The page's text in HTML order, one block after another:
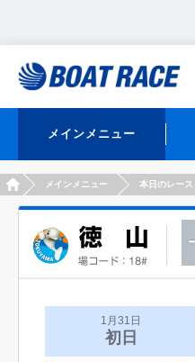
メインメニュー
HOMEメインメニュー 本日のレース
1月31日
初日